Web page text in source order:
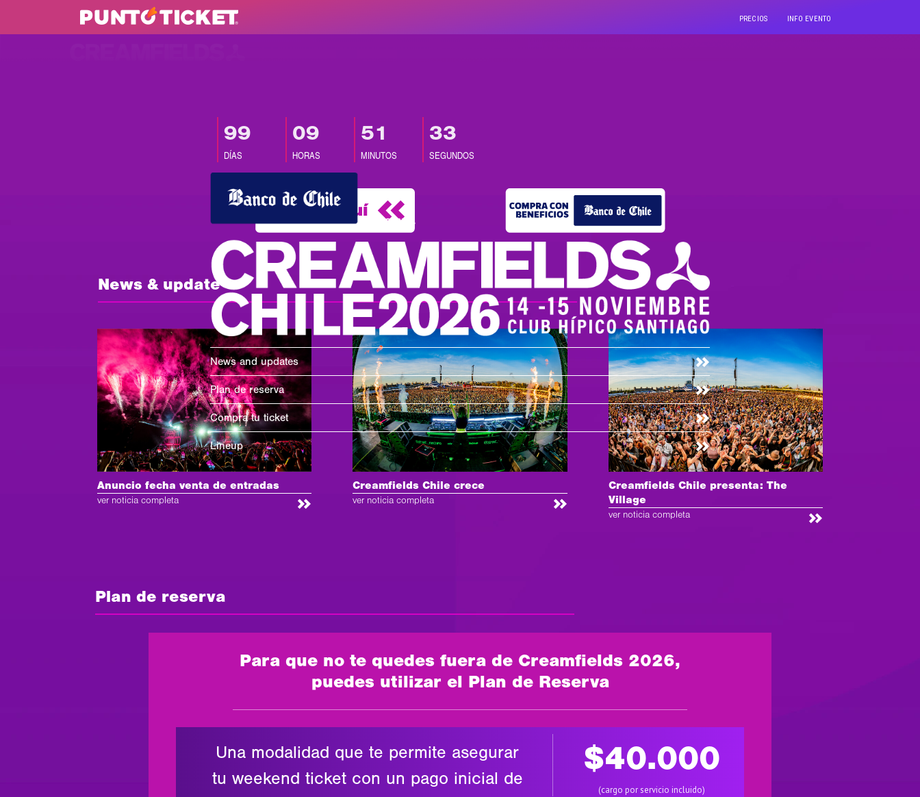
PRECIOS INFO EVENTO
99
DÍAS
09
HORAS
51
MINUTOS
32
SEGUNDOS
News and updates
Plan de reserva
Compra tu ticket
Lineup
News & update
Anuncio fecha venta de entradas
ver noticia completa
Creamfields Chile crece
ver noticia completa
Creamfields Chile presenta: The
Village
ver noticia completa
Plan de reserva
Para que no te quedes fuera de Creamfields 2026,
puedes utilizar el Plan de Reserva
Una modalidad que te permite asegurar
tu weekend ticket con un pago inicial de
$40.000
(cargo por servicio incluido)